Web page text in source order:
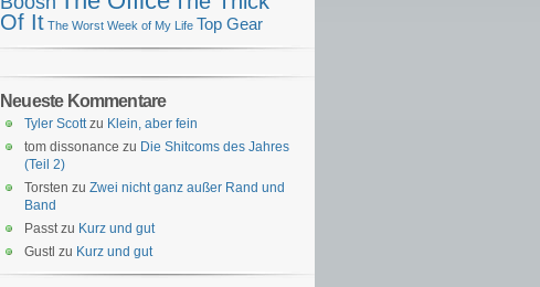
Of It The Worst Week of My Life Top Gear
Neueste Kommentare
Tyler Scottzu Klein, aber fein
tom dissonance zu Die Shitcoms des Jahres
(Teil 2)
Torsten zu Zwei nicht ganz außer Rand und
Band
Passtzu Kurz und gut
Gustl zu Kurz und gut